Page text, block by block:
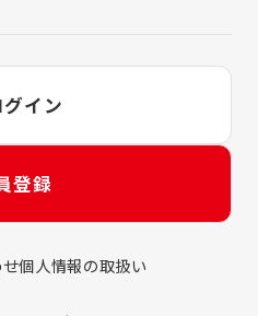
イン
登録
個人情報の取扱い